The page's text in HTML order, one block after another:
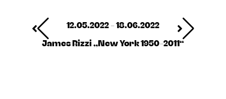
12.05.2022 - 18.06.2022
James Rizzi „New York 1950-2011“